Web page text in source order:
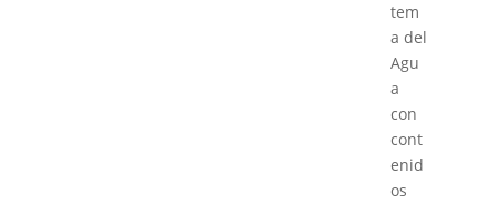
tem
a del
Agu
a
con
cont
enid
os